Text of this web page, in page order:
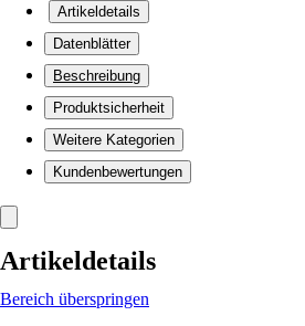
Artikeldetails
Datenblätter
Beschreibung
Produktsicherheit
Weitere Kategorien
Kundenbewertungen
Artikeldetails
Bereich überspringen